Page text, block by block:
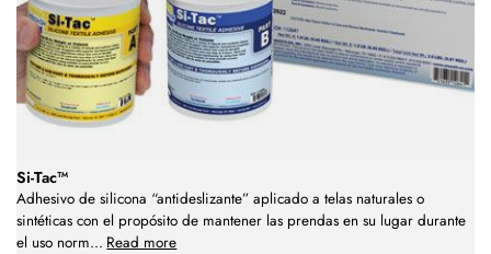
Si-Tac™
Adhesivo de silicona “antideslizante” aplicado a telas naturales o
sintéticas con el propósito de mantener las prendas en su lugar durante
el uso norm... Read more